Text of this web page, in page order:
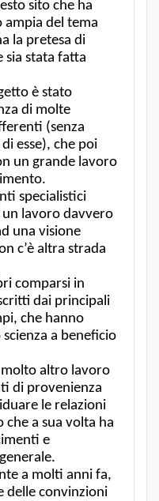
sito che ha
ampia del tema
la pretesa di
sia stata fatta
è stato
di molte
(senza
esse), che poi
un grande lavoro
specialistici
un lavoro davvero
una visione
c’è altra strada
comparsi in
dai principali
che hanno
a beneficio
molto altro lavoro
di provenienza
le relazioni
che a sua volta ha
e
a molti anni fa,
delle convinzioni